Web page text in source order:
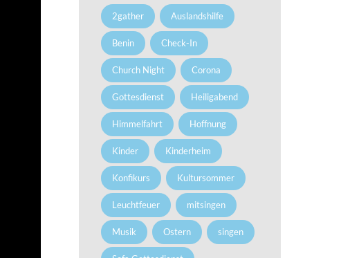
2gather Auslandshilfe
Benin Check-In
Church Night Corona
Gottesdienst Heiligabend
Himmelfahrt Hoffnung
Kinder Kinderheim
Konfikurs Kultursommer
Leuchtfeuer mitsingen
Musik Ostern singen